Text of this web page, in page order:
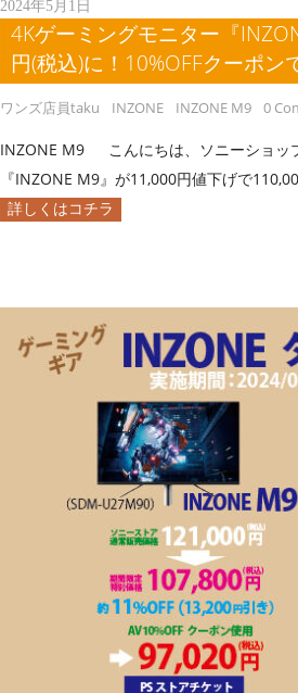
2024年5月1日
4Kゲーミングモニター『
円(税込)に！10%OFFクーポン
ワンズ店員taku INZONE INZONE M9 0
INZONE M9 こんにちは、ソニーショッ
『INZONE M9』が11,000円値下げで
詳しくはコチラ